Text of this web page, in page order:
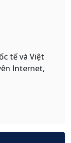
tế và Việt
Internet,